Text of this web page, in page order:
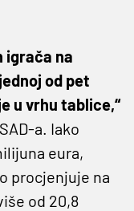
igrača na
od pet
u vrhu tablice,“
a. Iako
eura,
procjenjuje na
od 20,8